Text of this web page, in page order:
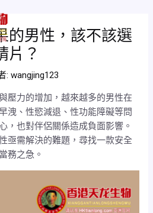
的男性，該不該選
片？
:wangjing123
壓力的增加，越來越多的男性在
洩、性慾減退、性功能障礙等問
，也對伴侶關係造成負面影響。
亟需解決的難題，尋找一款安全
務之急。